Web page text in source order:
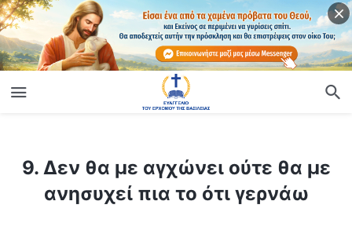
9. Δεν θα με αγχώνει ούτε θα με
ανησυχεί πια το ότι γερνάω